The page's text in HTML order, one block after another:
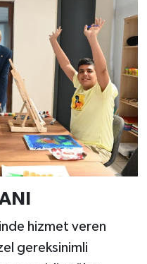
hizmet veren
gereksinimli